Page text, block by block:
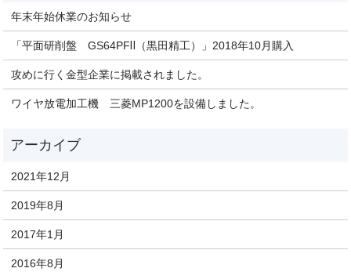
年末年始休業のお知らせ
「平面研削盤 GS64PFⅡ（黒田精工）」2018年10月購入
攻めに行く金型企業に掲載されました。
ワイヤ放電加工機 三菱MP1200を設備しました。
2021年12月
2019年8月
2017年1月
2016年8月